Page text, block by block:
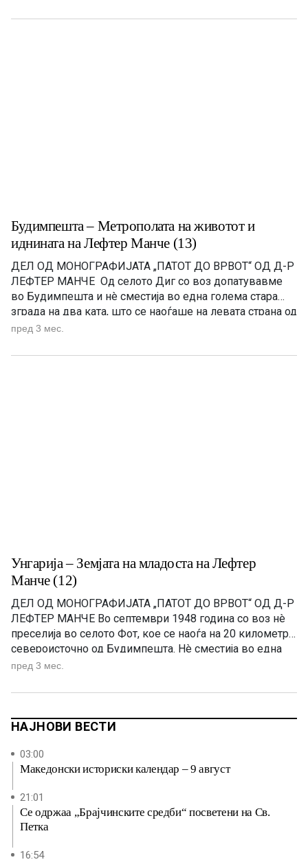
кои иако биле […]
Будимпешта – Метрополата на животот и
иднината на Лефтер Манче (13)
ДЕЛ ОД МОНОГРАФИЈАТА „ПАТОТ ДО ВРВОТ“ OД Д-Р
ЛЕФТЕР МАНЧЕ Од селото Диг со воз допатувавме
во Будимпешта и нè сместија во една голема стара
зграда на два ката, што се наоѓаше на левата страна од
реката Дунав. Тука бевме сместени над двeсте деца,
Македонија. Во големите […]
пред 3 мес.
Унгарија – Земјата на младоста на Лефтер
Манче (12)
ДЕЛ ОД МОНОГРАФИЈАТА „ПАТОТ ДО ВРВОТ“ OД Д-Р
ЛЕФТЕР МАНЧЕ Во септември 1948 година со воз нè
преселија во селото Фот, кое се наоѓа на 20 километри
североисточно од Будимпешта. Нè сместија во една
палата на еден кат, изградена во барокен стил. Пред
градина. Во мал стан на […]
пред 3 мес.
НАЈНОВИ ВЕСТИ
03:00
Македонски историски календар – 9 август
21:01
Се одржаа „Брајчинските средби“ посветени на Св.
Петка
16:54